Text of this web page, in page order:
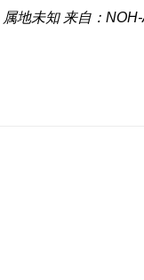
属地未知 来自：